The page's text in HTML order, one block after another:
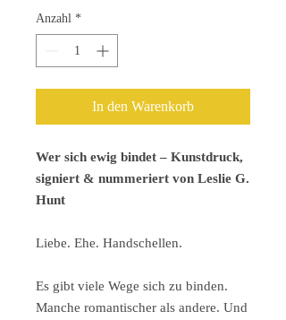
Anzahl *
In den Warenkorb
Wer sich ewig bindet – Kunstdruck,
signiert & nummeriert von Leslie G.
Hunt
Liebe. Ehe. Handschellen.
Es gibt viele Wege sich zu binden.
Manche romantischer als andere. Und